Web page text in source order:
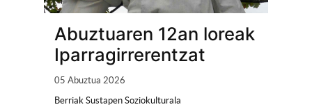
Abuztuaren 12an loreak
Iparragirrerentzat
05 Abuztua 2026
Berriak Sustapen Soziokulturala